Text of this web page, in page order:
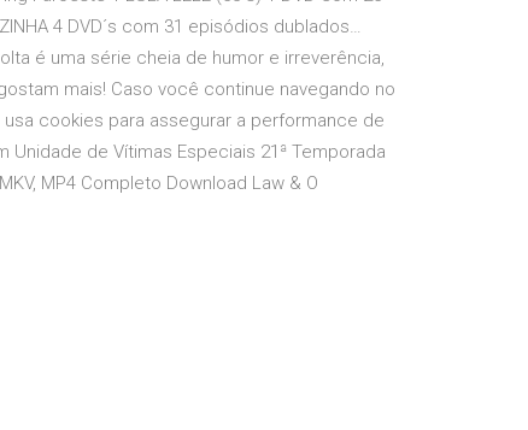
4 DVD´s com 31 episódios dublados…
é uma série cheia de humor e irreverência,
mais! Caso você continue navegando no
cookies para assegurar a performance de
Unidade de Vítimas Especiais 21ª Temporada
MP4 Completo Download Law & O